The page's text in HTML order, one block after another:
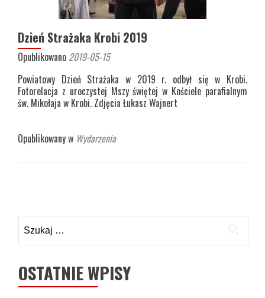
Dzień Strażaka Krobi 2019
Opublikowano2019-05-15
Powiatowy Dzień Strażaka w 2019 r. odbył się w Krobi.
Fotorelacja z uroczystej Mszy świętej w Kościele parafialnym
św. Mikołaja w Krobi. Zdjęcia Łukasz Wajnert
Opublikowany w Wydarzenia
po
wpisach
OSTATNIE WPISY